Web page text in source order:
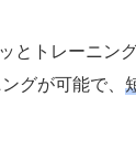
トレーニン
グが可能で、